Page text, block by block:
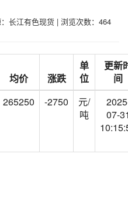
长江有色现货 | 浏览次数：464
均价 涨跌
单
位
更新
间
265250 -2750
元/
吨
07-